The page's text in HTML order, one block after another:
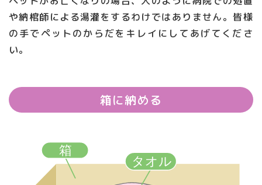
や納棺師による湯灌をするわけではありません。皆様
の手でペットのからだをキレイにしてあげてくださ
い。
箱に納める